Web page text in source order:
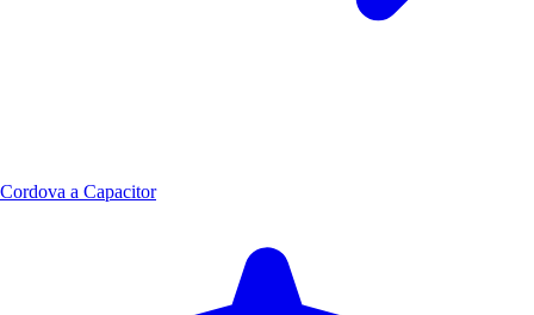
Cordova a Capacitor